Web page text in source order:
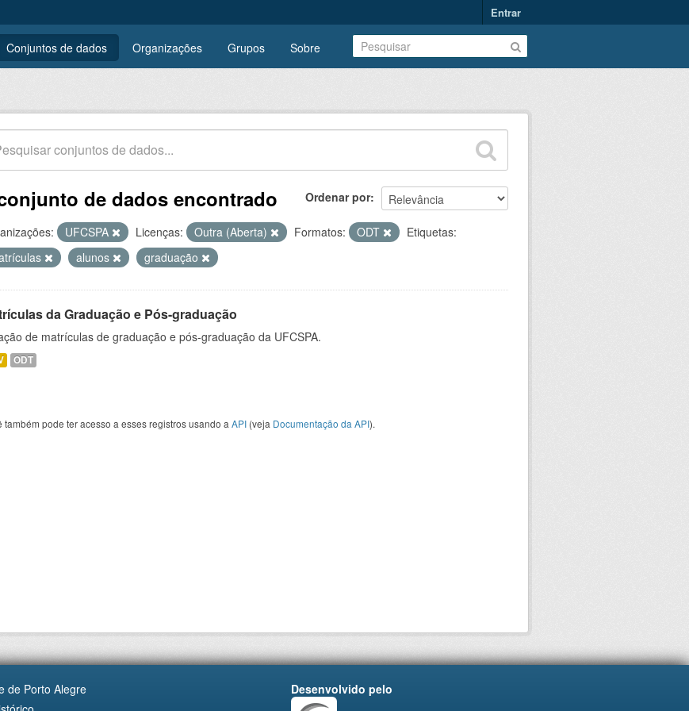
Entrar
Conjuntos de dados Organizações Grupos Sobre
Ordenar por
de dados encontrado
UFCSPA Licenças: Outra (Aberta) Formatos: ODT
Etiquetas:
alunos graduação
da Graduação e Pós-graduação
de matrículas de graduação e pós-graduação da UFCSPA.
ODT
também pode ter acesso a esses registros usando a API (veja Documentação da API).
de Porto Alegre
Desenvolvido pelo